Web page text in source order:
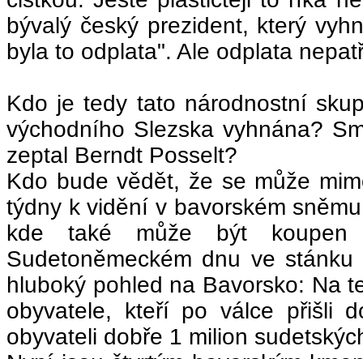
bývalý český prezident, který
byla to odplata". Ale odplata
Kdo je tedy tato národnostní
východního Slezska vyhnána?
zeptal Berndt Posselt?
Kdo bude vědět, že se může
týdny k vidění v bavorském
kde také může být
Sudetoněmeckém dnu ve
hluboký pohled na Bavorsko: Na
obyvatele, kteří po válce přišli
obyvateli dobře 1 milion